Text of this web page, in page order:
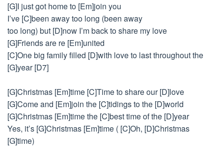
[G]I just got home to [Em]join you
I’ve [C]been away too long (been away
too long) but [D]now I’m back to share my love
[G]Friends are re [Em]united
[C]One big family filled [D]with love to last throughout the
[G]year [D7]
[G]Christmas [Em]time [C]Time to share our [D]love
[G]Come and [Em]join the [C]tidings to the [D]world
[G]Christmas [Em]time the [C]best time of the [D]year
Yes, it’s [G]Christmas [Em]time ( [C]Oh, [D]Christmas
[G]time)